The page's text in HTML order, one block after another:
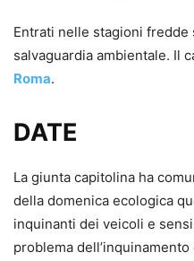
Entrati nelle stagioni fredde
salvaguardia ambientale. Il
Roma.
DATE
La giunta capitolina ha
della domenica ecologica
inquinanti dei veicoli e
problema